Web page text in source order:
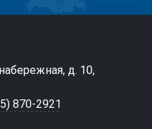
д. 10,
870-2921